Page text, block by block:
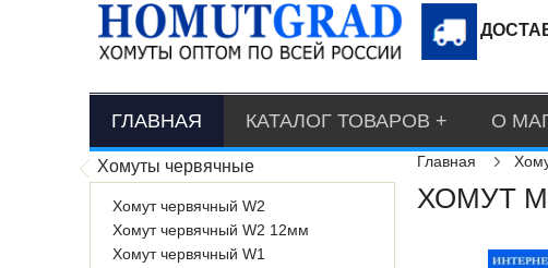
ГЛАВНАЯ КАТАЛОГ ТОВАРОВ О
Хомуты червячные
Хомут червячный W2
Хомут червячный W2 12мм
Хомут червячный W1
Главная
ХОМУТ